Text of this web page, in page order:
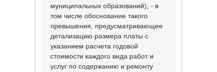
муниципальных образований), - в
том числе обоснование такого
превышения, предусматривающее
детализацию размера платы с
указанием расчета годовой
стоимости каждого вида работ и
услуг по содержанию и ремонту